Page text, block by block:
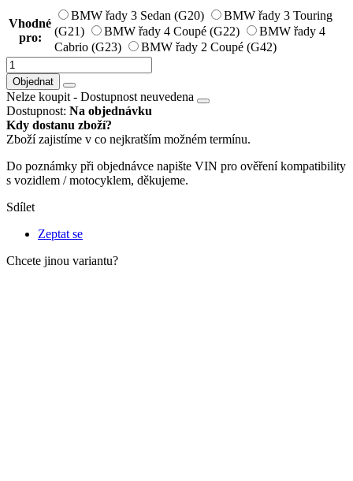
Vhodné
pro:
BMW řady 3 Sedan (G20)
BMW řady 3 Touring
(G21)
BMW řady 4 Coupé (G22)
BMW řady 4
Cabrio (G23)
BMW řady 2 Coupé (G42)
Objednat
Nelze koupit - Dostupnost neuvedena
Dostupnost: Na objednávku
Kdy dostanu zboží?
Zboží zajistíme v co nejkratším možném termínu.
Do poznámky při objednávce napište VIN pro ověření kompatibility
s vozidlem / motocyklem, děkujeme.
Sdílet
Zeptat se
Chcete jinou variantu?